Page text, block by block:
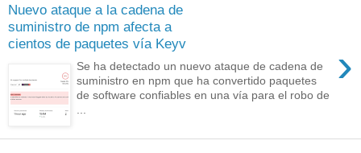
Nuevo ataque a la cadena de
suministro de npm afecta a
cientos de paquetes vía Keyv
›
Se ha detectado un nuevo ataque de cadena de
suministro en npm que ha convertido paquetes
de software confiables en una vía para el robo de
...